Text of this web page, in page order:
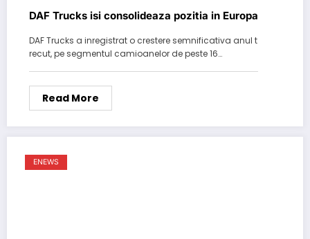
DAF Trucks isi consolideaza pozitia in Europa
DAF Trucks a inregistrat o crestere semnificativa anul t
recut, pe segmentul camioanelor de peste 16…
Read More
ENEWS